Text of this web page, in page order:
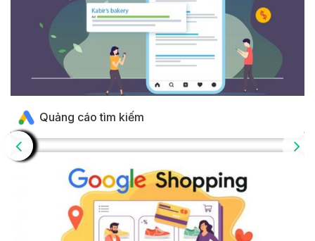
Quảng cáo tìm kiếm
Loại hình quảng cáo phù hợp với hầu hết các doanh nghiệp,
đặc biệt ngành dịch vụ. Tiếp cận đúng người – đúng thời
điểm, hiển thị quảng cáo tới những khách hàng tiềm năng
vào đúng thời điểm họ có nhu cầu về sản phẩm, dịch vụ của